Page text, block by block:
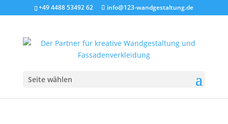
+49 4488 53492 62 info@123-wandgestaltung.de
Seite wählen